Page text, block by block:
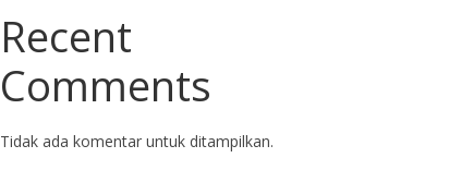
Recent
Comments
Tidak ada komentar untuk ditampilkan.